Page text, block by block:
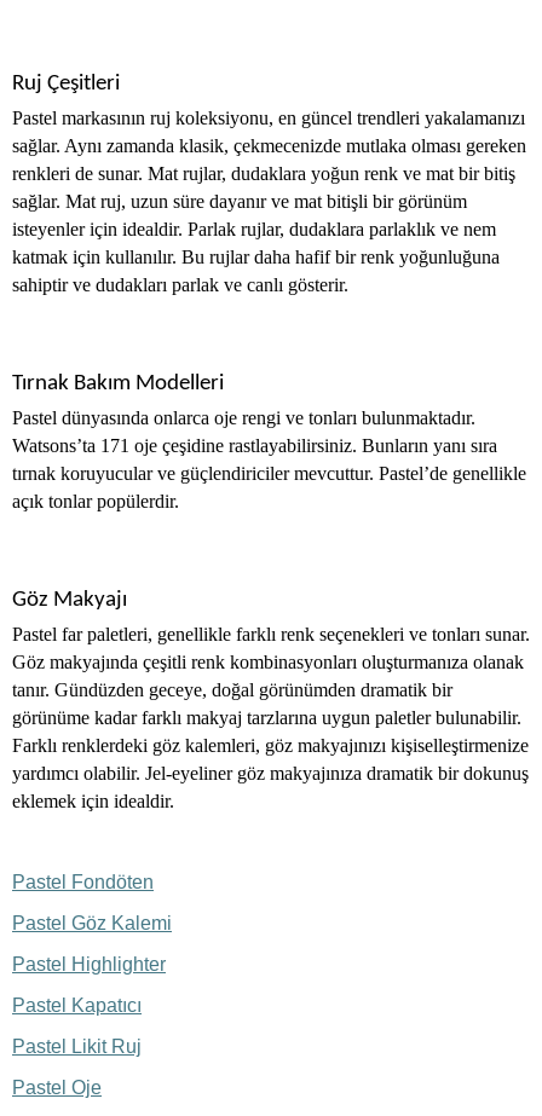
Ruj Çeşitleri
Pastel markasının ruj koleksiyonu, en güncel trendleri yakalamanızı
sağlar. Aynı zamanda klasik, çekmecenizde mutlaka olması gereken
renkleri de sunar. Mat rujlar, dudaklara yoğun renk ve mat bir bitiş
sağlar. Mat ruj, uzun süre dayanır ve mat bitişli bir görünüm
isteyenler için idealdir. Parlak rujlar, dudaklara parlaklık ve nem
katmak için kullanılır. Bu rujlar daha hafif bir renk yoğunluğuna
sahiptir ve dudakları parlak ve canlı gösterir.
Tırnak Bakım Modelleri
Pastel dünyasında onlarca oje rengi ve tonları bulunmaktadır.
Watsons’ta 171 oje çeşidine rastlayabilirsiniz. Bunların yanı sıra
tırnak koruyucular ve güçlendiriciler mevcuttur. Pastel’de genellikle
açık tonlar popülerdir.
Göz Makyajı
Pastel far paletleri, genellikle farklı renk seçenekleri ve tonları sunar.
Göz makyajında çeşitli renk kombinasyonları oluşturmanıza olanak
tanır. Gündüzden geceye, doğal görünümden dramatik bir
görünüme kadar farklı makyaj tarzlarına uygun paletler bulunabilir.
Farklı renklerdeki göz kalemleri, göz makyajınızı kişiselleştirmenize
yardımcı olabilir. Jel-eyeliner göz makyajınıza dramatik bir dokunuş
eklemek için idealdir.
Pastel Fondöten
Pastel Göz Kalemi
Pastel Highlighter
Pastel Kapatıcı
Pastel Likit Ruj
Pastel Oje